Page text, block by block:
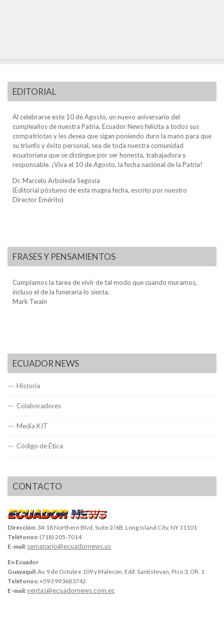
EDITORIAL
Al celebrarse este 10 de Agosto, un nuevo aniversario del
cumpleaños de nuestra Patria, Ecuador News felicita a todos sus
compatriotas y les desea que sigan poniendo duro la mano para que
su triunfo y éxito personal, sea de toda nuestra comunidad
ecuatoriana que se distingue por ser honesta, trabajadora y
responsable. ¡Viva el 10 de Agosto, la fecha nacional de la Patria!
Dr. Marcelo Arboleda Segovia
(Editorial póstumo de esta magna fecha, escrito por nuestro
Director Emérito)
FRASES Y PENSAMIENTOS
Cumplamos la tarea de vivir de tal modo que cuando muramos,
incluso el de la funeraria lo sienta.
Mark Twain
ECUADOR NEWS
Historia
Colaboradores
Media KIT
Código de Ética
CONTACTO
Dirección: 34-18 Northern Blvd, Suite 2/6B, Long Island City, NY 11101
Teléfonos: (718) 205-7014
E-mail: semanario@ecuadornews.us
En Ecuador
Guayaquil:Av. 9 de Octubre 109 y Malecón, Edif. Santistevan, Piso 3, Ofi. 1
Teléfonos:+593 993683742
E-mail:ventas@ecuadornews.com.ec